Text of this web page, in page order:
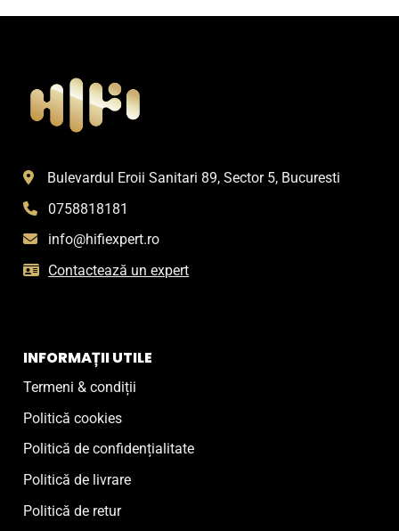
Bulevardul Eroii Sanitari 89, Sector 5, Bucuresti
0758818181
info@hifiexpert.ro
Contactează un expert
INFORMAȚII UTILE
Termeni & condiții
Politică cookies
Politică de confidențialitate
Politică de livrare
Politică de retur